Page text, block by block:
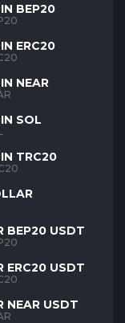
BEP20
ERC20
NEAR
SOL
TRC20
BEP20 USDT
ERC20 USDT
NEAR USDT